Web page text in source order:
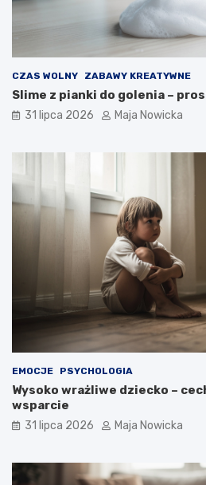
CZAS WOLNY ZABAWY KREATYWNE
Slime z pianki do golenia –
31 lipca 2026 Maja Nowicka
EMOCJE PSYCHOLOGIA
Wysoko wrażliwe dziecko –
wsparcie
31 lipca 2026 Maja Nowicka